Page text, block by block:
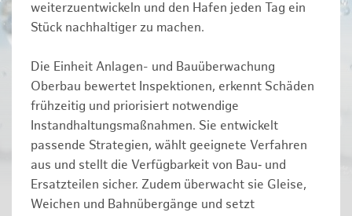
weiterzuentwickeln und den Hafen jeden Tag ein
Stück nachhaltiger zu machen.
Die Einheit Anlagen- und Bauüberwachung
Oberbau bewertet Inspektionen, erkennt Schäden
frühzeitig und priorisiert notwendige
Instandhaltungsmaßnahmen. Sie entwickelt
passende Strategien, wählt geeignete Verfahren
aus und stellt die Verfügbarkeit von Bau‑ und
Ersatzteilen sicher. Zudem überwacht sie Gleise,
Weichen und Bahnübergänge und setzt